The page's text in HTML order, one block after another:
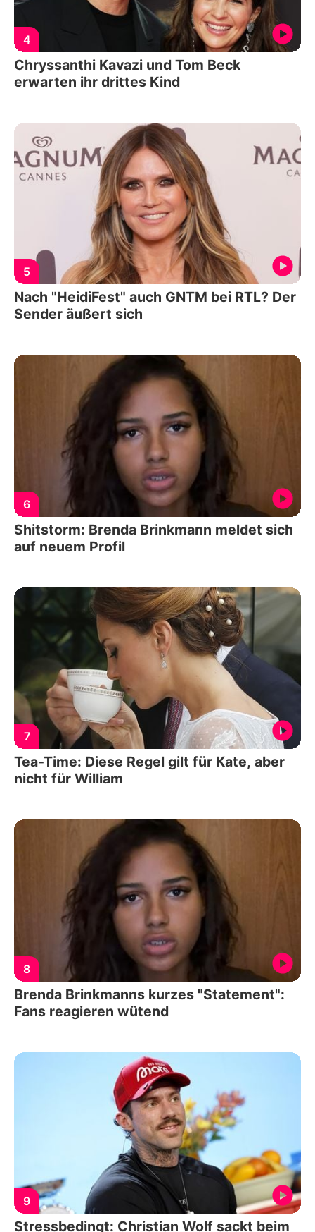
4
Chryssanthi Kavazi und Tom Beck
erwarten ihr drittes Kind
5
Nach "HeidiFest" auch GNTM bei RTL? Der
Sender äußert sich
6
Shitstorm: Brenda Brinkmann meldet sich
auf neuem Profil
7
Tea-Time: Diese Regel gilt für Kate, aber
nicht für William
8
Brenda Brinkmanns kurzes "Statement":
Fans reagieren wütend
9
Stressbedingt: Christian Wolf sackt beim